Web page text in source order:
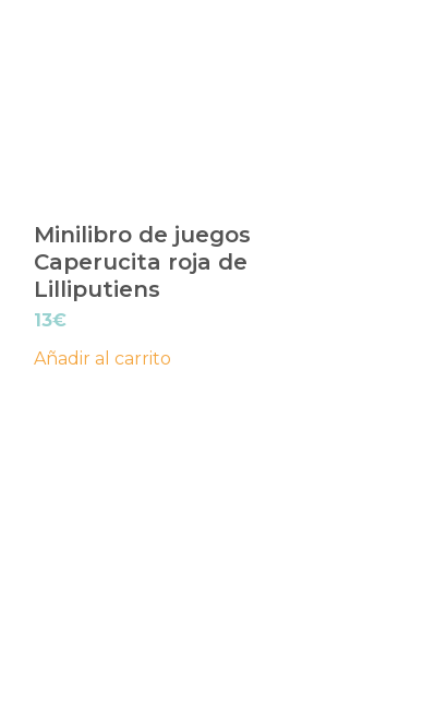
Minilibro de juegos
Caperucita roja de
Lilliputiens
13€
Añadir al carrito